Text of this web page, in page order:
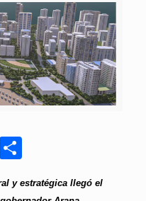
Messenger
y estratégica llegó el